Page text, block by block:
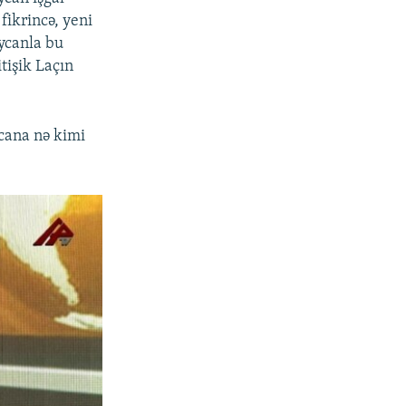
fikrincə, yeni
bu
Laçın
nə kimi